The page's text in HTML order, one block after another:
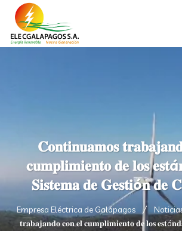
𝐂𝐨𝐧𝐭𝐢𝐧𝐮𝐚𝐦𝐨𝐬
𝐜𝐮𝐦𝐩𝐥𝐢𝐦𝐢𝐞𝐧𝐭𝐨 𝐝𝐞 𝐥𝐨𝐬
𝐒𝐢𝐬𝐭𝐞𝐦𝐚 𝐝𝐞 𝐆𝐞𝐬𝐭𝐢ó𝐧 𝐝𝐞
Empresa Eléctrica de Galápagos
𝐭𝐫𝐚𝐛𝐚𝐣𝐚𝐧𝐝𝐨 𝐜𝐨𝐧 𝐞𝐥 𝐜𝐮𝐦𝐩𝐥𝐢𝐦𝐢𝐞𝐧𝐭𝐨 𝐝𝐞 𝐥𝐨𝐬